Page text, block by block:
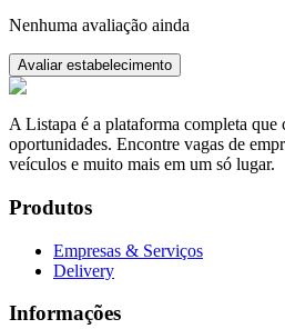
Nenhuma avaliação ainda
Avaliar estabelecimento
A Listapa é a plataforma completa que
oportunidades. Encontre vagas de
veículos e muito mais em um só lugar.
Produtos
Empresas & Serviços
Delivery
Informações